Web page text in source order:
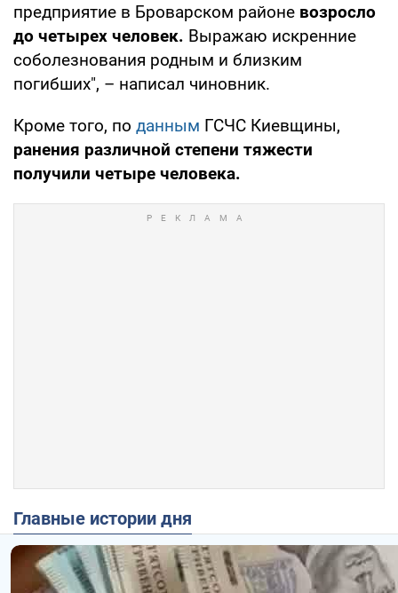
предприятие в Броварском районе возросло
до четырех человек. Выражаю искренние
соболезнования родным и близким
погибших", – написал чиновник.
Кроме того, по данным ГСЧС Киевщины,
ранения различной степени тяжести
получили четыре человека.
Главные истории дня